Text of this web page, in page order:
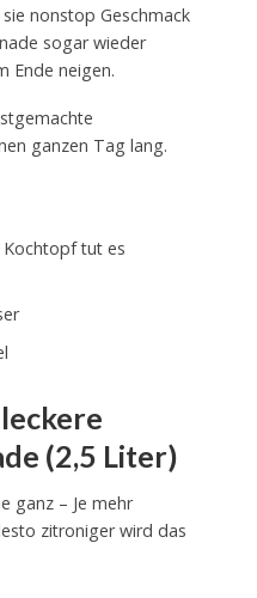
nonstop Geschmack
sogar wieder
Ende neigen.
ganzen Tag lang.
Kochtopf tut es
(2,5 Liter)
ganz – Je mehr
zitroniger wird das